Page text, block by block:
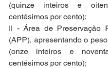
(quinze inteiros e
centésimos por cento);
II - Área de Preservação
(APP), apresentando o
(onze inteiros e
centésimos por cento);